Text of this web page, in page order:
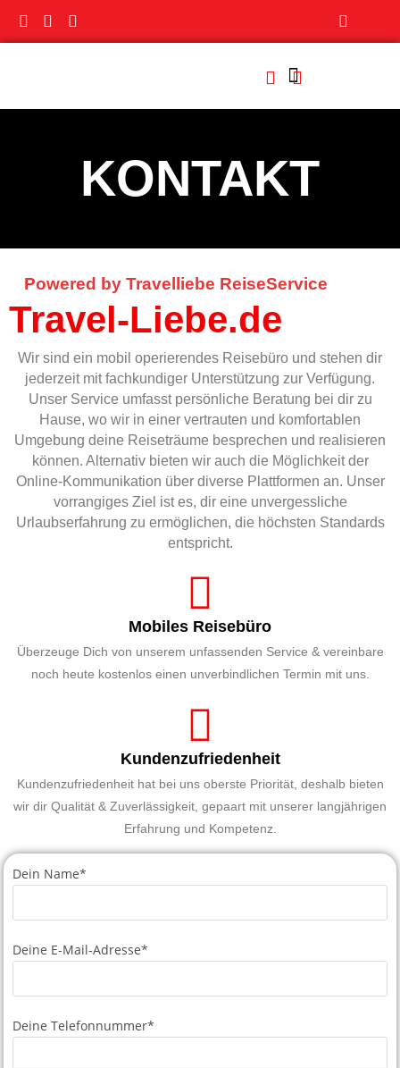
KONTAKT
Powered by Travelliebe ReiseService
Travel-Liebe.de
Wir sind ein mobil operierendes Reisebüro und stehen dir
jederzeit mit fachkundiger Unterstützung zur Verfügung.
Unser Service umfasst persönliche Beratung bei dir zu
Hause, wo wir in einer vertrauten und komfortablen
Umgebung deine Reiseträume besprechen und realisieren
können. Alternativ bieten wir auch die Möglichkeit der
Online-Kommunikation über diverse Plattformen an. Unser
vorrangiges Ziel ist es, dir eine unvergessliche
Urlaubserfahrung zu ermöglichen, die höchsten Standards
entspricht.
Mobiles Reisebüro
Überzeuge Dich von unserem unfassenden Service & vereinbare
noch heute kostenlos einen unverbindlichen Termin mit uns.
Kundenzufriedenheit
Kundenzufriedenheit hat bei uns oberste Priorität, deshalb bieten
wir dir Qualität & Zuverlässigkeit, gepaart mit unserer langjährigen
Erfahrung und Kompetenz.
Dein Name*
Deine E-Mail-Adresse*
Deine Telefonnummer*